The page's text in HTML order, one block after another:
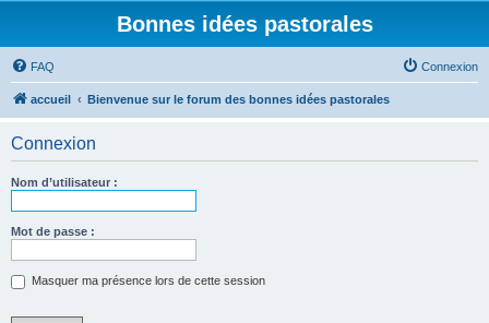
Bonnes idées pastorales
FAQ Connexion
accueil Bienvenue sur le forum des bonnes idées pastorales
Connexion
Nom d’utilisateur :
Mot de passe :
Masquer ma présence lors de cette session